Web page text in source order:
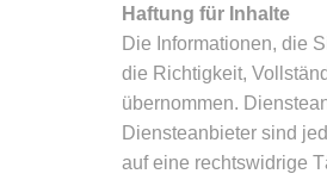
Haftung für Inhalte
Die Informationen, die
die Richtigkeit,
übernommen.
Diensteanbieter sind
auf eine rechtswidrige